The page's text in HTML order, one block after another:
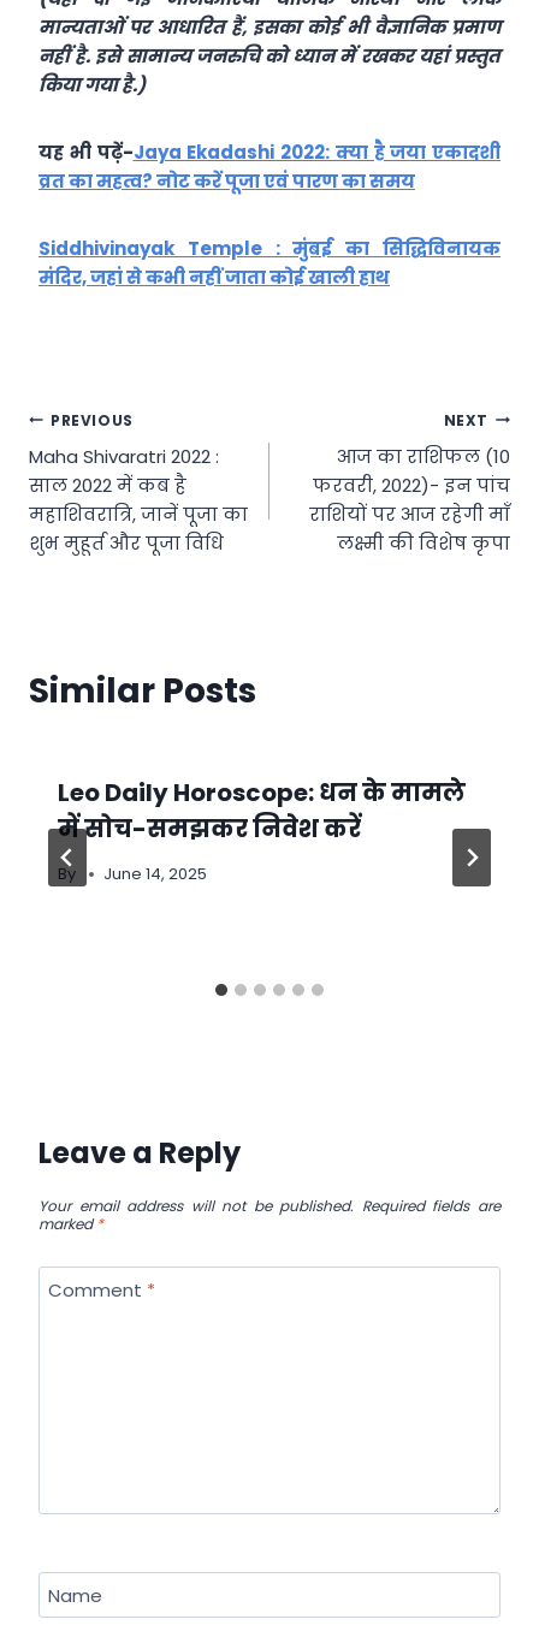
मान्यताओं पर आधारित हैं, इसका कोई भी वैज्ञानिक प्रमाण
नहीं है. इसे सामान्य जनरुचि को ध्यान में रखकर यहां प्रस्तुत
किया गया है.)
यह भी पढ़ें-Jaya Ekadashi 2022: क्या है जया एकादशी
व्रत का महत्व? नोट करें पूजा एवं पारण का समय
Siddhivinayak Temple : मुंबई का सिद्धिविनायक
मंदिर, जहां से कभी नहीं जाता कोई खाली हाथ
Post
navigation
PREVIOUS
Maha Shivaratri 2022 :
साल 2022 में कब है
महाशिवरात्रि, जानें पूजा का
शुभ मुहूर्त और पूजा विधि
NEXT
आज का राशिफल (10
फरवरी, 2022)- इन पांच
राशियों पर आज रहेगी माँ
लक्ष्मी की विशेष कृपा
Similar Posts
Leo Daily Horoscope: धन के मामले
में सोच-समझकर निवेश करें
By June 14, 2025
Leave a Reply
Your email address will not be published. Required fields are
marked*
Comment *
Name